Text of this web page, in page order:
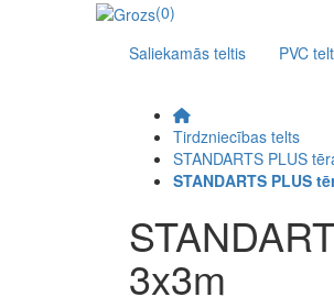
(0)
Saliekamās teltis
PVC
Tirdzniecības telts
STANDARTS PLUS
STANDARTS PLUS
3x3m